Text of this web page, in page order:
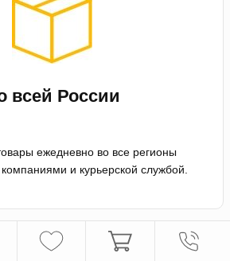
всей России
ежедневно во все регионы
и курьерской службой.
Оплата